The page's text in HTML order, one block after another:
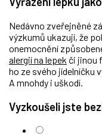
Nedávno zveřejněné
výzkumů ukazují, že
onemocnění
alergií na lepek či jinou
ho ze svého jídelníčku
A mnohdy i uškodí.
Vyzkoušeli jste